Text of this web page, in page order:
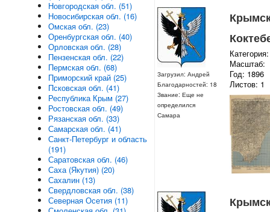
Загрузил: Андрей
Благодарностей: 18
Звание: Еще не
определился
Самара
Масштаб:
Год: 1896
Листов: 1
Новгородская обл. (51)
Новосибирская обл. (16)
Омская обл. (23)
Оренбургская обл. (40)
Орловская обл. (28)
Пензенская обл. (22)
Пермская обл. (68)
Приморский край (25)
Псковская обл. (41)
Республика Крым (27)
Ростовская обл. (49)
Рязанская обл. (33)
Самарская обл. (41)
Санкт-Петербург и область
(191)
Саратовская обл. (46)
Саха (Якутия) (20)
Сахалин (13)
Свердловская обл. (38)
Северная Осетия (11)